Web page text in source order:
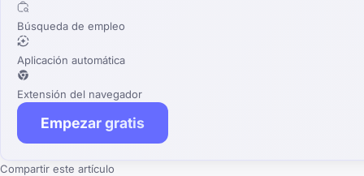
Búsqueda de empleo
Aplicación automática
Extensión del navegador
Empezar gratis
Compartir este artículo